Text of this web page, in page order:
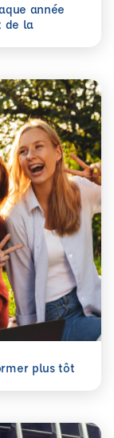
année
de la
année 110
plus tôt
plus tôt pour